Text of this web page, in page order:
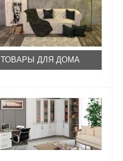
ТОВАРЫ ДЛЯ ДОМА